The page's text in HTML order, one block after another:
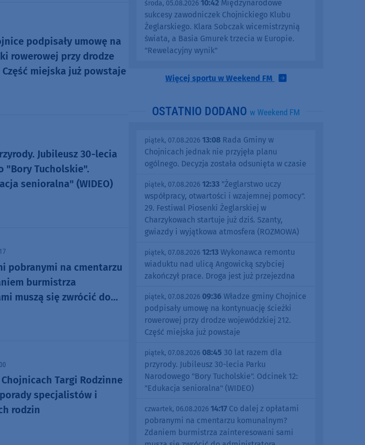
podpisały umowę na
rowerowej przy drodze
miejska już powstaje
Jubileusz 30-lecia
"Bory Tucholskie".
senioralna" (WIDEO)
pobranymi na cmentarzu
burmistrza
muszą się zwrócić do
Targi Rodzinne
specjalistów i
rodzin
środa, 05.08.2026 10:42 Międzynarodowe
sukcesy zawodniczek Chojnickiego Klubu
Żeglarskiego. Klara Sobczak wicemistrzynią
świata, a Basia Gmurek trzecia w Europie.
"Rewelacyjny wynik"
Więcej sportu w Weekend FM
OSTATNIO DODANO w Weekend FM
piątek, 07.08.2026 13:08 Rada Gminy w
Chojnicach jednak nie przyjęła planu
ogólnego. Decyzja została odsunięta w czasie
piątek, 07.08.2026 12:33 "Żeglarstwo uczy
współpracy, otwartości i wzajemnej pomocy".
29. Festiwal Piosenki Żeglarskiej w
Charzykowach startuje już dziś. Szanty,
gwiazdy i wyjątkowa atmosfera (ROZMOWA)
piątek, 07.08.2026 12:13 Wykonawca remontu
wiaduktu nad ulicą Angowicką szybciej
zakończył prace. Droga jest już przejezdna
piątek, 07.08.2026 09:36 Władze gminy Chojnice
podpisały umowę na kontynuację ścieżki
rowerowej przy drodze wojewódzkiej 212.
Część miejska już powstaje
piątek, 07.08.2026 08:45 30 lat razem dla
przyrody. Jubileusz 30-lecia Parku
Narodowego "Bory Tucholskie". Odcinek 12:
"Edukacja senioralna" (WIDEO)
czwartek, 06.08.2026 14:17 Co dalej z opłatami
pobranymi na cmentarzu komunalnym?
Zdaniem burmistrza zainteresowani sami